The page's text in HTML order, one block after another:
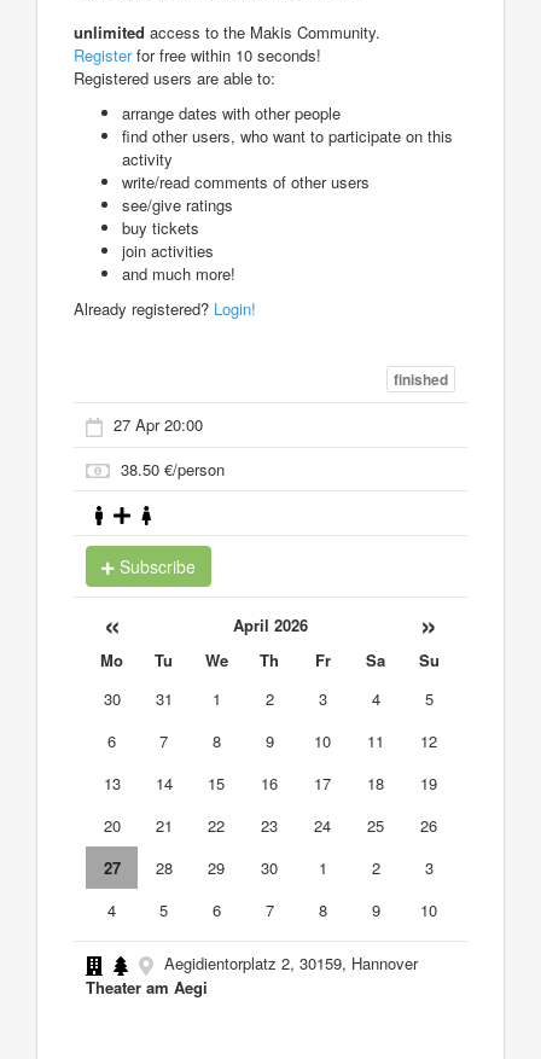
unlimited access to the Makis Community.
Registerfor free within 10 seconds!
Registered users are able to:
arrange dates with other people
find other users, who want to participate on this
activity
write/read comments of other users
see/give ratings
buy tickets
join activities
and much more!
Already registered? Login!
finished
27 Apr 20:00
38.50 €/person
Subscribe
« April 2026 »
Mo Tu We Th Fr Sa
Su
30
31 1 2 3 4
5
6
7 8 9 10 11
12
13
14 15 16 17 18
19
20
21 22 23 24 25
26
27
28 29 30 1 2
3
4
5 6 7 8 9 10
Aegidientorplatz 2, 30159, Hannover
Theater am Aegi